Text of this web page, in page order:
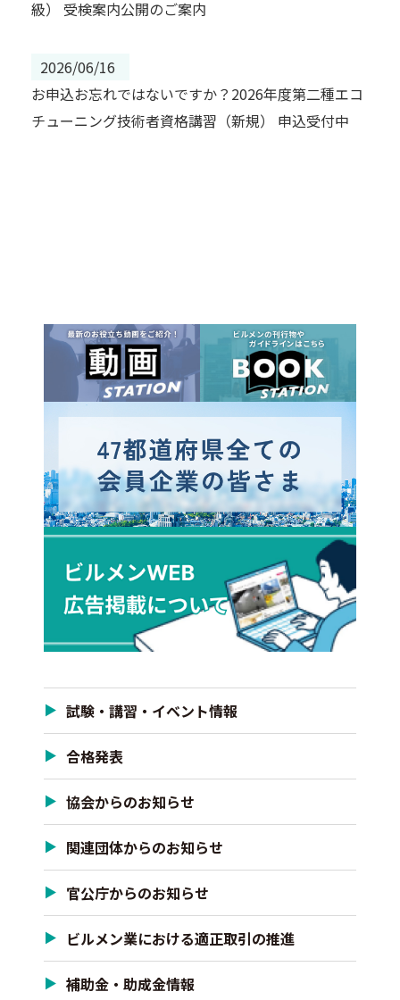
級） 受検案内公開のご案内
2026/06/16
お申込お忘れではないですか？2026年度第二種エコ
チューニング技術者資格講習（新規） 申込受付中
試験・講習・イベント情報
合格発表
協会からのお知らせ
関連団体からのお知らせ
官公庁からのお知らせ
ビルメン業における適正取引の推進
補助金・助成金情報